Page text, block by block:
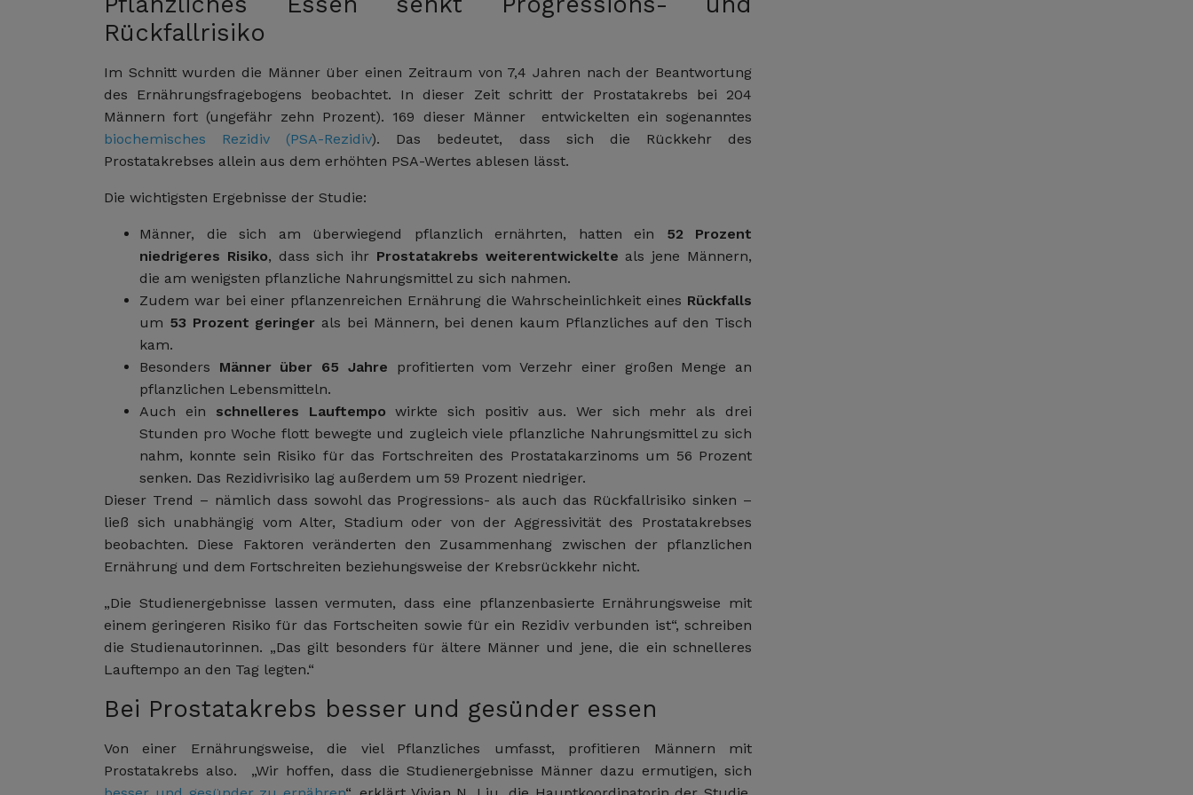
Rückfallrisiko
Im Schnitt wurden die Männer über einen Zeitraum von 7,4 Jahren nach der Beantwortung
des Ernährungsfragebogens beobachtet. In dieser Zeit schritt der Prostatakrebs bei 204
Männern fort (ungefähr zehn Prozent). 169 dieser Männer entwickelten ein sogenanntes
biochemisches Rezidiv (PSA-Rezidiv). Das bedeutet, dass sich die Rückkehr des
Prostatakrebses allein aus dem erhöhten PSA-Wertes ablesen lässt.
Die wichtigsten Ergebnisse der Studie:
Männer, die sich am überwiegend pflanzlich ernährten, hatten ein 52 Prozent
niedrigeres Risiko, dass sich ihr Prostatakrebs weiterentwickelte als jene Männern,
die am wenigsten pflanzliche Nahrungsmittel zu sich nahmen.
Zudem war bei einer pflanzenreichen Ernährung die Wahrscheinlichkeit eines Rückfalls
um 53 Prozent geringer als bei Männern, bei denen kaum Pflanzliches auf den Tisch
kam.
Besonders Männer über 65 Jahre profitierten vom Verzehr einer großen Menge an
pflanzlichen Lebensmitteln.
Auch ein schnelleres Lauftempo wirkte sich positiv aus. Wer sich mehr als drei
Stunden pro Woche flott bewegte und zugleich viele pflanzliche Nahrungsmittel zu sich
nahm, konnte sein Risiko für das Fortschreiten des Prostatakarzinoms um 56 Prozent
senken. Das Rezidivrisiko lag außerdem um 59 Prozent niedriger.
Dieser Trend – nämlich dass sowohl das Progressions- als auch das Rückfallrisiko sinken –
ließ sich unabhängig vom Alter, Stadium oder von der Aggressivität des Prostatakrebses
beobachten. Diese Faktoren veränderten den Zusammenhang zwischen der pflanzlichen
Ernährung und dem Fortschreiten beziehungsweise der Krebsrückkehr nicht.
„Die Studienergebnisse lassen vermuten, dass eine pflanzenbasierte Ernährungsweise mit
einem geringeren Risiko für das Fortscheiten sowie für ein Rezidiv verbunden ist“, schreiben
die Studienautorinnen. „Das gilt besonders für ältere Männer und jene, die ein schnelleres
Lauftempo an den Tag legten.“
Bei Prostatakrebs besser und gesünder essen
Von einer Ernährungsweise, die viel Pflanzliches umfasst, profitieren Männern mit
Prostatakrebs also. „Wir hoffen, dass die Studienergebnisse Männer dazu ermutigen, sich